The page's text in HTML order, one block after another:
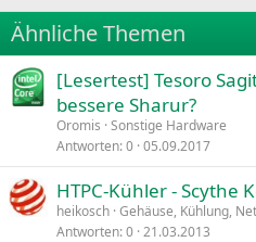
22
26
Times New
Trebuchet MS
Verdana
Ähnliche Themen
[Lesertest] Tesoro
bessere Sharur?
Oromis Sonstige Hardware
Antworten 0 05.09.2017
HTPC-Kühler - Scythe
heikosch Gehäuse, Kühlung,
Antworten 0 21.03.2013